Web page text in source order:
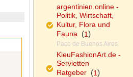
argentinien.online -
Politik, Wirtschaft,
Kultur, Flora und
Fauna(1)
Paco de Buenos Aires
KieuFashionArt.de -
Servietten
Ratgeber(1)